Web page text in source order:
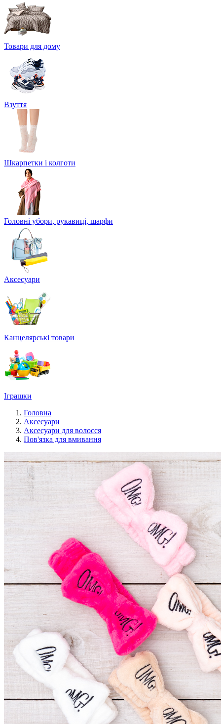
Товари для дому
Взуття
Шкарпетки і колготи
Головні убори, рукавиці, шарфи
Аксесуари
Канцелярські товари
Іграшки
Головна
Аксесуари
Аксесуари для волосся
Пов'язка для вмивання